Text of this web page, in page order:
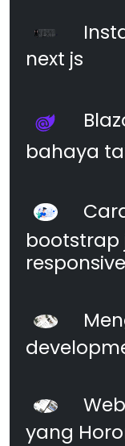
next js
bahaya
bootstrap
yang